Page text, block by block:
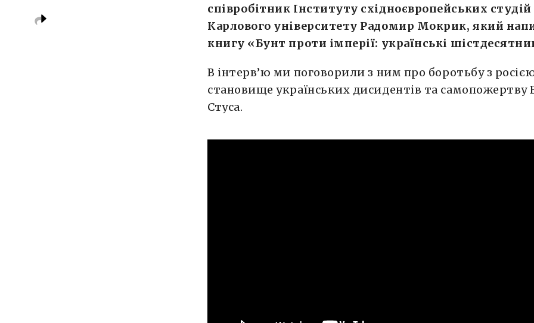
співробітник Інституту східноєвропейських студій
Карлового університету Радомир Мокрик, який
книгу «Бунт проти імперії: українські
В інтерв’ю ми поговорили з ним про боротьбу з
становище українських дисидентів та самопожертву
Стуса.